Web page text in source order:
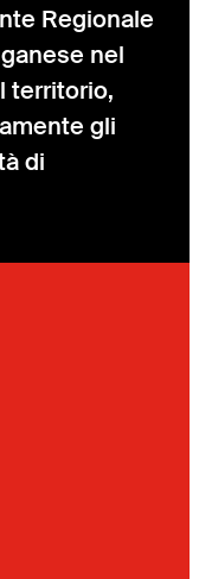
Regionale
nel
territorio,
gli
di